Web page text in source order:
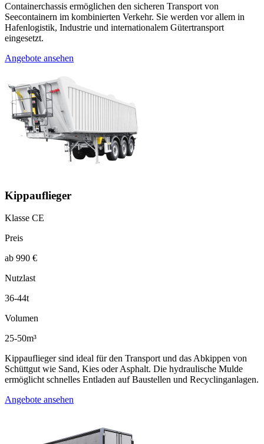
Containerchassis ermöglichen den sicheren Transport von
Seecontainern im kombinierten Verkehr. Sie werden vor allem in
Hafenlogistik, Industrie und internationalem Gütertransport
eingesetzt.
Angebote ansehen
Kippauflieger
Klasse CE
Preis
ab 990 €
Nutzlast
36-44t
Volumen
25-50m³
Kippauflieger sind ideal für den Transport und das Abkippen von
Schüttgut wie Sand, Kies oder Asphalt. Die hydraulische Mulde
ermöglicht schnelles Entladen auf Baustellen und Recyclinganlagen.
Angebote ansehen